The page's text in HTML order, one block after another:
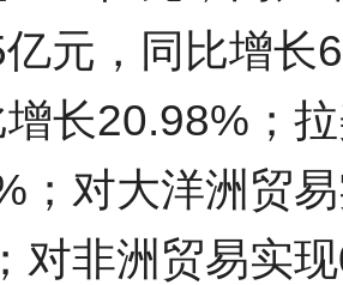
元，同比增长
长20.98%；
；对大洋洲贸
对非洲贸易实